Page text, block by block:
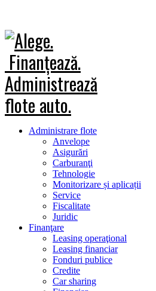
Administrare flote
Anvelope
Asigurări
Carburanţi
Tehnologie
Monitorizare și aplicații
Service
Fiscalitate
Juridic
Finanţare
Leasing operaţional
Leasing financiar
Fonduri publice
Credite
Car sharing